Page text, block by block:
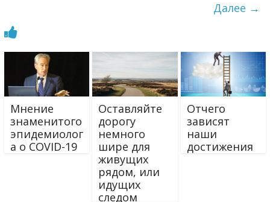
Далее →
Мнение
знаменитого
эпидемиолог
а о COVID-19
Оставляйте
дорогу
немного
шире для
живущих
рядом, или
идущих
следом
Отчего
зависят
наши
достижения